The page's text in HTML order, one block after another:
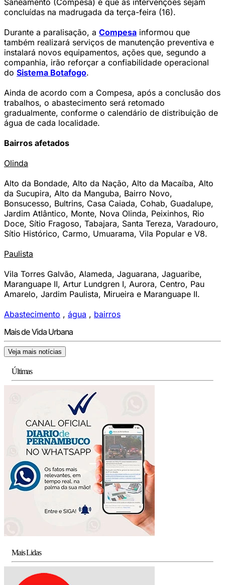
Saneamento (Compesa) é que as intervenções sejam
concluídas na madrugada da terça-feira (16).
Durante a paralisação, a Compesa informou que
também realizará serviços de manutenção preventiva e
instalará novos equipamentos, ações que, segundo a
companhia, irão reforçar a confiabilidade operacional
do Sistema Botafogo.
Ainda de acordo com a Compesa, após a conclusão dos
trabalhos, o abastecimento será retomado
gradualmente, conforme o calendário de distribuição de
água de cada localidade.
Bairros afetados
Olinda
Alto da Bondade, Alto da Nação, Alto da Macaíba, Alto
da Sucupira, Alto da Manguba, Bairro Novo,
Bonsucesso, Bultrins, Casa Caiada, Cohab, Guadalupe,
Jardim Atlântico, Monte, Nova Olinda, Peixinhos, Rio
Doce, Sítio Fragoso, Tabajara, Santa Tereza, Varadouro,
Sítio Histórico, Carmo, Umuarama, Vila Popular e V8.
Paulista
Vila Torres Galvão, Alameda, Jaguarana, Jaguaribe,
Maranguape II, Artur Lundgren I, Aurora, Centro, Pau
Amarelo, Jardim Paulista, Mirueira e Maranguape II.
Abastecimento , água , bairros
Mais de Vida Urbana
Veja mais notícias
Últimas
Mais Lidas